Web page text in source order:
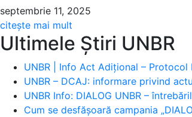
septembrie 11, 2025
citește mai mult
Ultimele Știri UNBR
UNBR | Info Act Adițional – Protocol
UNBR – DCAJ: informare privind
UNBR Info: DIALOG UNBR –
Cum se desfășoară campania